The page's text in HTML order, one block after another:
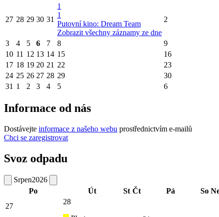
27 28 29 30 31
1
1
Putovní kino: Dream Team
Zobrazit všechny záznamy ze dne
2
3 4 5 6 7 8
9
10 11 12 13 14 15
16
17 18 19 20 21 22
23
24 25 26 27 28 29
30
31 1 2 3 4 5 6
Informace od nás
Dostávejte informace z našeho webu prostřednictvím e-mailů
Chci se zaregistrovat
Svoz odpadu
Srpen2026
Po
Út St Čt Pá So
27
28